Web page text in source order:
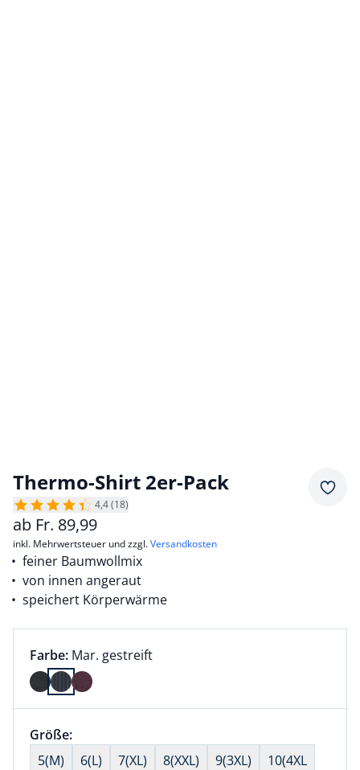
Thermo-Shirt 2er-Pack
4,4 (18)
ab Fr. 89,99
inkl. Mehrwertsteuer und zzgl.Versandkosten
feiner Baumwollmix
von innen angeraut
speichert Körperwärme
Farbauswahl:
Farbe: aktuell ausgewählt:
Mar. gestreift
Farbe Mar. gestreift ausgewählt
Größenauswahl:
Größe:nichts ausgewählt
5(M)
6(L) 7(XL) 8(XXL) 9(3XL)
10(4XL